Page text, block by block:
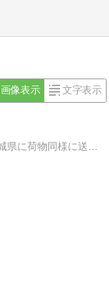
画像表示 文字表示